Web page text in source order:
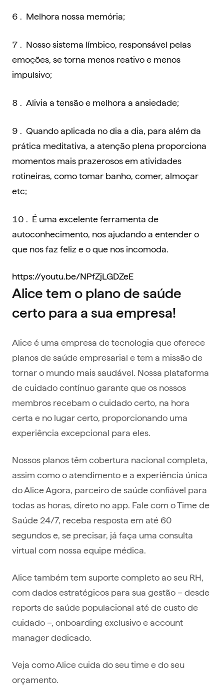
Melhora nossa memória;
Nosso sistema límbico, responsável pelas
emoções, se torna menos reativo e menos
impulsivo;
Alivia a tensão e melhora a ansiedade;
Quando aplicada no dia a dia, para além da
prática meditativa, a atenção plena proporciona
momentos mais prazerosos em atividades
rotineiras, como tomar banho, comer, almoçar
etc;
É uma excelente ferramenta de
autoconhecimento, nos ajudando a entender o
que nos faz feliz e o que nos incomoda‍.
https://youtu.be/NPfZjLGDZeE
Alice tem o plano de saúde
certo para a sua empresa!
Alice é uma empresa de tecnologia que oferece
planos de saúde empresarial e tem a missão de
tornar o mundo mais saudável. Nossa plataforma
de cuidado contínuo garante que os nossos
membros recebam o cuidado certo, na hora
certa e no lugar certo, proporcionando uma
experiência excepcional para eles.
Nossos planos têm cobertura nacional completa,
assim como o atendimento e a experiência única
do Alice Agora, parceiro de saúde confiável para
todas as horas, direto no app. Fale com o Time de
Saúde 24/7, receba resposta em até 60
segundos e, se precisar, já faça uma consulta
virtual com nossa equipe médica.
Alice também tem suporte completo ao seu RH,
com dados estratégicos para sua gestão – desde
reports de saúde populacional até de custo de
cuidado –, onboarding exclusivo e account
manager dedicado.
Veja como Alice cuida do seu time e do seu
orçamento.